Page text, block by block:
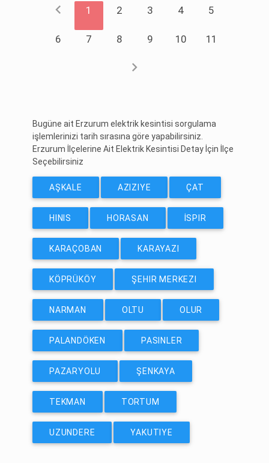
chevron_left 1 2 3 4 5
6 7 8 9 10 11
chevron_right
Bugüne ait Erzurum elektrik kesintisi sorgulama
işlemlerinizi tarih sırasına göre yapabilirsiniz.
Erzurum İlçelerine Ait Elektrik Kesintisi Detay İçin İlçe
Seçebilirsiniz
AŞKALE AZIZIYE ÇAT
HINIS HORASAN İSPIR
KARAÇOBAN KARAYAZI
KÖPRÜKÖY ŞEHIR MERKEZI
NARMAN OLTU OLUR
PALANDÖKEN PASINLER
PAZARYOLU ŞENKAYA
TEKMAN TORTUM
UZUNDERE YAKUTIYE